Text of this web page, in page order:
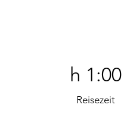
h 1:00
Reisezeit